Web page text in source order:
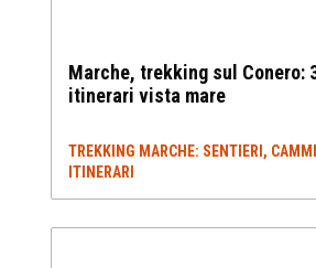
Marche, trekking sul Conero:
itinerari vista mare
TREKKING MARCHE: SENTIERI,
ITINERARI